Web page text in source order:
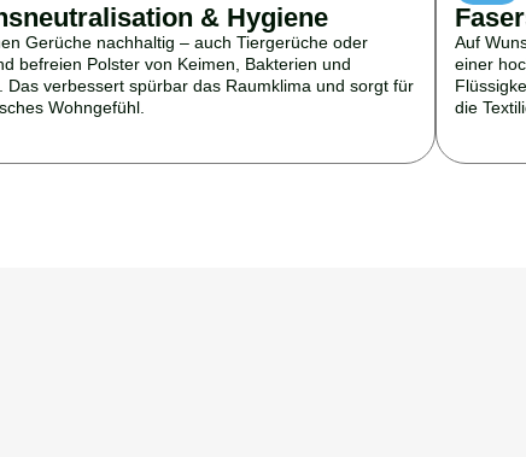
& Hygiene
Gerüche nachhaltig – auch Tiergerüche oder
befreien Polster von Keimen, Bakterien und
Das verbessert spürbar das Raumklima und sorgt für
Wohngefühl.
Auf
einer
die